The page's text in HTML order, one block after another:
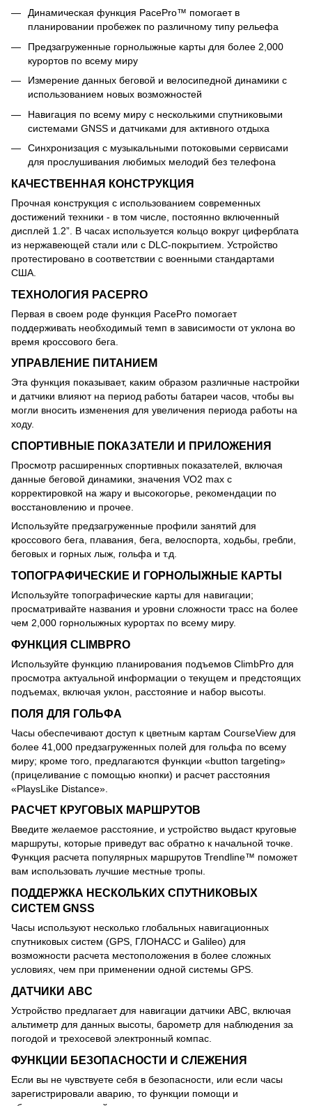
Динамическая функция PacePro™ помогает в
планировании пробежек по различному типу рельефа
Предзагруженные горнолыжные карты для более 2,000
курортов по всему миру
Измерение данных беговой и велосипедной динамики с
использованием новых возможностей
Навигация по всему миру с несколькими спутниковыми
системами GNSS и датчиками для активного отдыха
Синхронизация с музыкальными потоковыми сервисами
для прослушивания любимых мелодий без телефона
КАЧЕСТВЕННАЯ КОНСТРУКЦИЯ
Прочная конструкция с использованием современных
достижений техники - в том числе, постоянно включенный
дисплей 1.2”. В часах используется кольцо вокруг циферблата
из нержавеющей стали или с DLC-покрытием. Устройство
протестировано в соответствии с военными стандартами
США.
ТЕХНОЛОГИЯ PACEPRO
Первая в своем роде функция PacePro помогает
поддерживать необходимый темп в зависимости от уклона во
время кроссового бега.
УПРАВЛЕНИЕ ПИТАНИЕМ
Эта функция показывает, каким образом различные настройки
и датчики влияют на период работы батареи часов, чтобы вы
могли вносить изменения для увеличения периода работы на
ходу.
СПОРТИВНЫЕ ПОКАЗАТЕЛИ И ПРИЛОЖЕНИЯ
Просмотр расширенных спортивных показателей, включая
данные беговой динамики, значения VO2 max с
корректировкой на жару и высокогорье, рекомендации по
восстановлению и прочее.
Используйте предзагруженные профили занятий для
кроссового бега, плавания, бега, велоспорта, ходьбы, гребли,
беговых и горных лыж, гольфа и т.д.
ТОПОГРАФИЧЕСКИЕ И ГОРНОЛЫЖНЫЕ КАРТЫ
Используйте топографические карты для навигации;
просматривайте названия и уровни сложности трасс на более
чем 2,000 горнолыжных курортах по всему миру.
ФУНКЦИЯ CLIMBPRO
Используйте функцию планирования подъемов ClimbPro для
просмотра актуальной информации о текущем и предстоящих
подъемах, включая уклон, расстояние и набор высоты.
ПОЛЯ ДЛЯ ГОЛЬФА
Часы обеспечивают доступ к цветным картам CourseView для
более 41,000 предзагруженных полей для гольфа по всему
миру; кроме того, предлагаются функции «button targeting»
(прицеливание с помощью кнопки) и расчет расстояния
«PlaysLike Distance».
РАСЧЕТ КРУГОВЫХ МАРШРУТОВ
Введите желаемое расстояние, и устройство выдаст круговые
маршруты, которые приведут вас обратно к начальной точке.
Функция расчета популярных маршрутов Trendline™ поможет
вам использовать лучшие местные тропы.
ПОДДЕРЖКА НЕСКОЛЬКИХ СПУТНИКОВЫХ
СИСТЕМ GNSS
Часы используют несколько глобальных навигационных
спутниковых систем (GPS, ГЛОНАСС и Galileo) для
возможности расчета местоположения в более сложных
условиях, чем при применении одной системы GPS.
ДАТЧИКИ ABC
Устройство предлагает для навигации датчики ABC, включая
альтиметр для данных высоты, барометр для наблюдения за
погодой и трехосевой электронный компас.
ФУНКЦИИ БЕЗОПАСНОСТИ И СЛЕЖЕНИЯ
Если вы не чувствуете себя в безопасности, или если часы
зарегистрировали аварию, то функции помощи и